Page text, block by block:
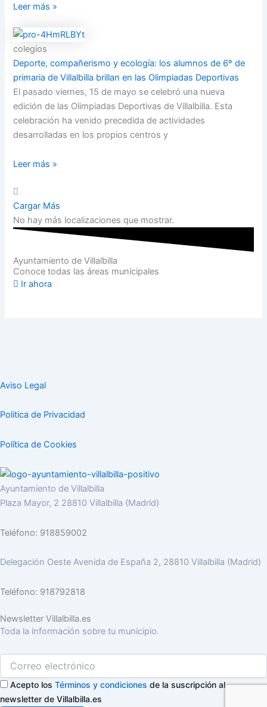
Leer más »
colegios
Deporte, compañerismo y ecología: los alumnos de 6º de
primaria de Villalbilla brillan en las Olimpiadas Deportivas
El pasado viernes, 15 de mayo se celebró una nueva
edición de las Olimpiadas Deportivas de Villalbilla. Esta
celebración ha venido precedida de actividades
desarrolladas en los propios centros y
Leer más »
Cargar Más
No hay más localizaciones que mostrar.
Ayuntamiento de Villalbilla
Conoce todas las áreas municipales
Ir ahora
Aviso Legal
Politica de Privacidad
Política de Cookies
Ayuntamiento de Villalbilla
Plaza Mayor, 2 28810 Villalbilla (Madrid)
Teléfono: 918859002
Delegación Oeste Avenida de España 2, 28810 Villalbilla (Madrid)
Teléfono: 918792818
Newsletter Villalbilla.es
Toda la información sobre tu municipio.
Acepto los Términos y condiciones de la suscripción al
newsletter de Villalbilla.es